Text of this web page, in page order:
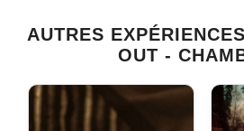
AUTRES
OUT -